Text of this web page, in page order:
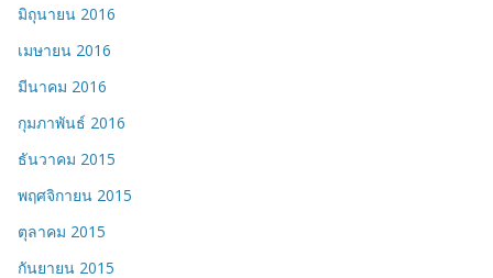
มิถุนายน 2016
เมษายน 2016
มีนาคม 2016
กุมภาพันธ์ 2016
ธันวาคม 2015
พฤศจิกายน 2015
ตุลาคม 2015
กันยายน 2015